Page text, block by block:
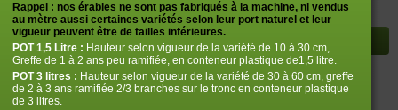
Rayon à afficher
Ao yagi
Rappel : nos érables ne sont pas fabriqués à la machine, ni vendus
au mètre aussi certaines variétés selon leur port naturel et leur
vigueur peuvent être de tailles inférieures.
POT1,5 Litre : Hauteur selon vigueur de la variété de 10 à 30 cm,
Greffe de 1 à 2 ans peu ramifiée, en conteneur plastique de1,5 litre.
POT3 litres : Hauteur selon vigueur de la variété de 30 à 60 cm, greffe
de 2 à 3 ans ramifiée 2/3 branches sur le tronc en conteneur plastique
de 3 litres.